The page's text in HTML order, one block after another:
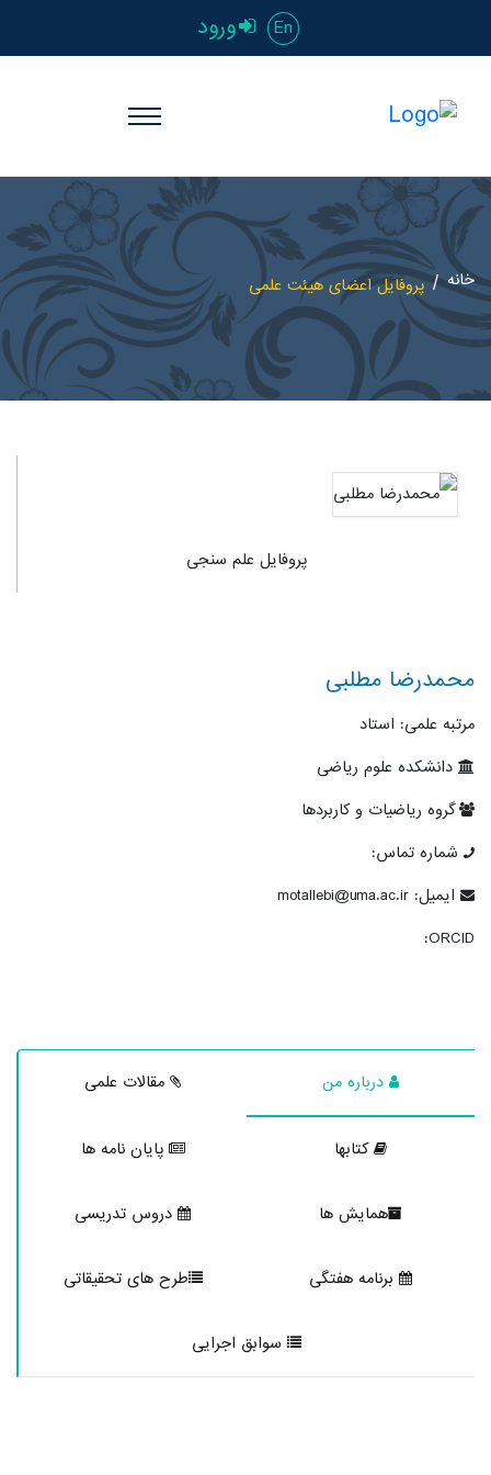
En ورود
خانه پروفایل اعضای هیئت علمی
پروفایل علم سنجی
محمدرضا مطلبی
مرتبه علمی: استاد
دانشکده علوم ریاضی
گروه ریاضیات و کاربردها
شماره تماس:
ایمیل: motallebi@uma.ac.ir
ORCID:
درباره من مقالات علمی
کتابها پایان نامه ها
همایش ها دروس تدریسی
برنامه هفتگی طرح های تحقیقاتی
سوابق اجرایی